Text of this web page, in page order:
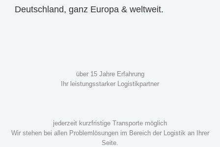
Deutschland, ganz Europa & weltweit.
über 15 Jahre Erfahrung
Ihr leistungsstarker Logistikpartner
jederzeit kurzfristige Transporte möglich
Wir stehen bei allen Problemlösungen im Bereich der Logistik an Ihrer
Seite.